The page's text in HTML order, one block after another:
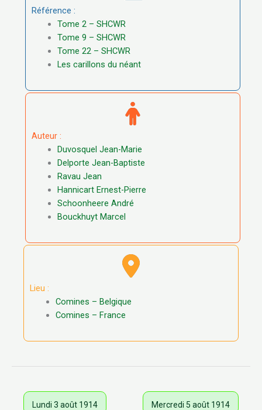
Référence :
Tome 2 – SHCWR
Tome 9 – SHCWR
Tome 22 – SHCWR
Les carillons du néant
Auteur :
Duvosquel Jean-Marie
Delporte Jean-Baptiste
Ravau Jean
Hannicart Ernest-Pierre
Schoonheere André
Bouckhuyt Marcel
Lieu :
Comines – Belgique
Comines – France
Lundi 3 août 1914 Mercredi 5 août 1914